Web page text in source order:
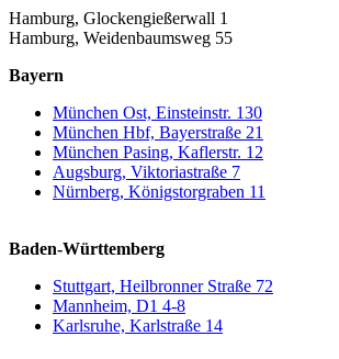
Hamburg, Glockengießerwall 1
Hamburg, Weidenbaumsweg 55
Bayern
München Ost, Einsteinstr. 130
München Hbf, Bayerstraße 21
München Pasing, Kaflerstr. 12
Augsburg, Viktoriastraße 7
Nürnberg, Königstorgraben 11
Baden-Württemberg
Stuttgart, Heilbronner Straße 72
Mannheim, D1 4-8
Karlsruhe, Karlstraße 14